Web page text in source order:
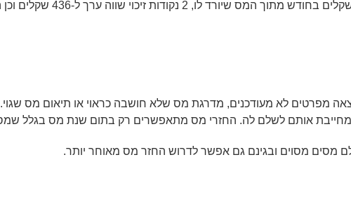
מפרטים לא מעודכנים, מדרגת מס שלא חושבה כראוי או תיאום מס שגוי.
אותם לשלם לה. החזרי מס מתאפשרים רק בתום שנת מס בגלל שמס
מסים מסוים ובגינם גם אפשר לדרוש החזר מס מאוחר יותר.